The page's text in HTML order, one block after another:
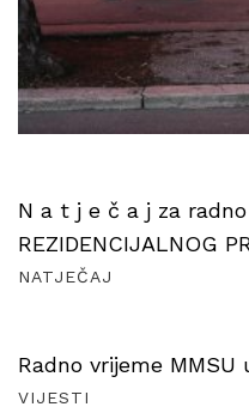
N a t j e č a j za radno
REZIDENCIJALNOG
NATJEČAJ
Radno vrijeme
VIJESTI